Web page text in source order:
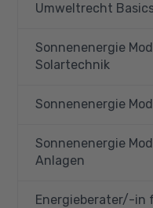
Umweltrecht
Sonnenenergie
Solartechnik
Sonnenenergie
Sonnenenergie
Anlagen
Energieberater/-in